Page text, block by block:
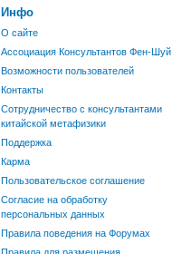
Инфо
О сайте
Ассоциация Консультантов Фен-Шуй
Возможности пользователей
Контакты
Сотрудничество с консультантами
китайской метафизики
Поддержка
Карма
Пользовательское соглашение
Согласие на обработку
персональных данных
Правила поведения на Форумах
Правила для размещения